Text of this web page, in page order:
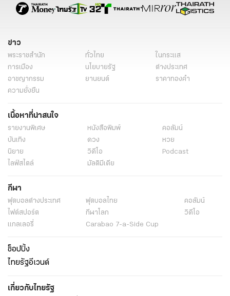
ภูมิ ภูริพันธ์ โอ อนุชิต บุหลันมันตรา นักแสดง ละครช่อง8
ข่าว
พระราชสำนัก ทั่วไทย
ในกระแส
การเมือง
นโยบายรัฐ
ต่างประเทศ
อาชญากรรม
ยานยนต์
ราคาทองคำ
ความยั่งยืน
เนื้อหาที่น่าสนใจ
รายงานพิเศษ หนังสือพิมพ์
คอลัมน์
บันเทิง
ดวง
หวย
นิยาย
วิดีโอ
Podcast
ไลฟ์สไตล์
มัลติมีเดีย
กีฬา
ฟุตบอลต่่างประเทศ ฟุตบอลไทย
คอลัมน์
ไฟต์สปอร์ต
กีฬาโลก
วิดีโอ
แกลเลอรี่
Carabao 7-a-Side Cup
ช็อปปิ้ง
ไทยรัฐอีเวนต์
เกี่ยวกับไทยรัฐ